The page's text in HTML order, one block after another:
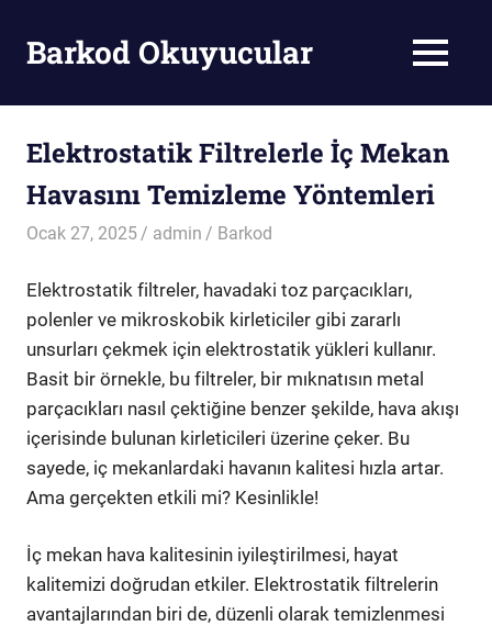
contentBarkod Okuyucular MENU
Elektrostatik Filtrelerle İç Mekan
Havasını Temizleme Yöntemleri
Ocak 27, 2025 admin Barkod
Elektrostatik filtreler, havadaki toz parçacıkları,
polenler ve mikroskobik kirleticiler gibi zararlı
unsurları çekmek için elektrostatik yükleri kullanır.
Basit bir örnekle, bu filtreler, bir mıknatısın metal
parçacıkları nasıl çektiğine benzer şekilde, hava akışı
içerisinde bulunan kirleticileri üzerine çeker. Bu
sayede, iç mekanlardaki havanın kalitesi hızla artar.
Ama gerçekten etkili mi? Kesinlikle!
İç mekan hava kalitesinin iyileştirilmesi, hayat
kalitemizi doğrudan etkiler. Elektrostatik filtrelerin
avantajlarından biri de, düzenli olarak temizlenmesi